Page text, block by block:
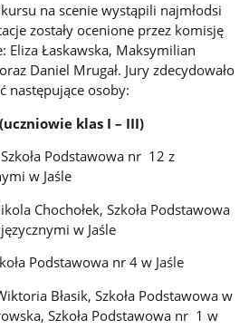
na scenie wystąpili najmłodsi
zostały ocenione przez komisję
Eliza Łaskawska, Maksymilian
Daniel Mrugał. Jury zdecydowało
następujące osoby:
klas I – III)
Podstawowa nr 12 z
w Jaśle
Chochołek, Szkoła Podstawowa
w Jaśle
Podstawowa nr 4 w Jaśle
Błasik, Szkoła Podstawowa w
Szkoła Podstawowa nr 1 w